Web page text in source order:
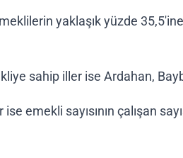
yaklaşık yüzde
sahip iller ise Ardahan,
emekli sayısının çalışan